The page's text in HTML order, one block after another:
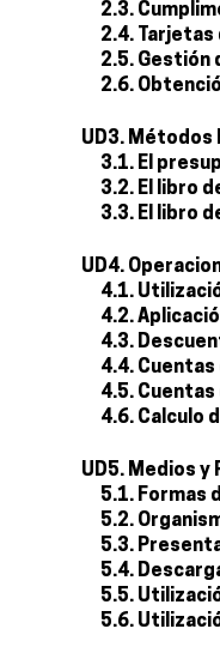
2.3.
2.4.
2.5. Gestión
2.6.
UD3. Métodos
3.1. El
3.2. El libro
3.3. El libro
UD4.
4.1.
4.2.
4.3.
4.4.
4.5.
4.6. Calculo
UD5. Medios y
5.1. Formas
5.2.
5.3.
5.4.
5.5.
5.6.